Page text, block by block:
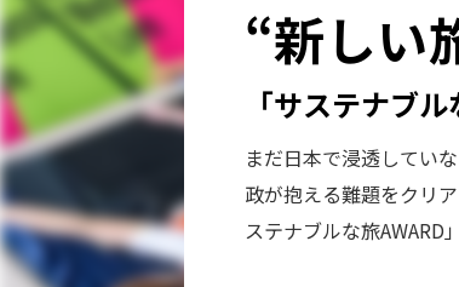
“新しい
「サステナブ
まだ日本で浸透してい
政が抱える難題をクリ
ステナブルな旅